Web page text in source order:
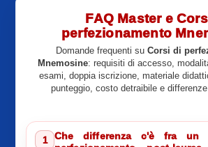
FAQ Master e
perfezionamento
Domande frequenti su Corsi di
Mnemosine: requisiti di accesso,
esami, doppia iscrizione, materiale
punteggio, costo detraibile e
1
Che differenza c'è fra un